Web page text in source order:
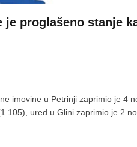
proglašeno stanje
imovine u Petrinji zaprimio je 4
ured u Glini zaprimio je 2